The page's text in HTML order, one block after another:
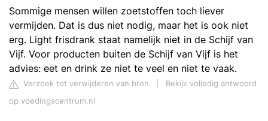
Sommige mensen willen zoetstoffen toch liever
vermijden. Dat is dus niet nodig, maar het is ook niet
erg. Light frisdrank staat namelijk niet in de Schijf van
Vijf. Voor producten buiten de Schijf van Vijf is het
advies: eet en drink ze niet te veel en niet te vaak.
Verzoek tot verwijderen van bron
Bekijk volledig antwoord
op voedingscentrum.nl